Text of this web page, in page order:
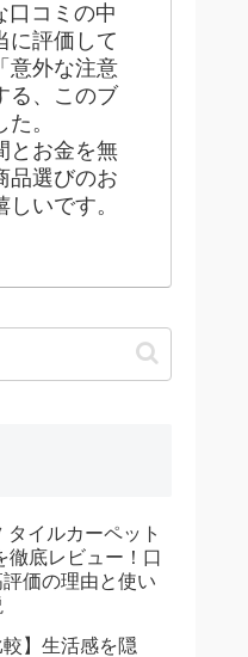
口コミの中
に評価して
意外な注意
る、このブ
。
とお金を無
品選びのお
いです。
タイルカーペット
徹底レビュー！口
評価の理由と使い
較】生活感を隠